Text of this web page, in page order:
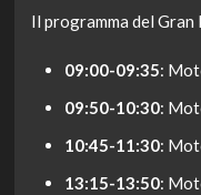
Il programma del Gran
09:00-09:35:
09:50-10:30:
10:45-11:30:
13:15-13:50: